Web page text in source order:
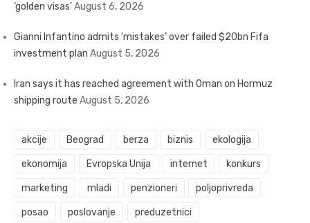
‘golden visas’August 6, 2026
Gianni Infantino admits ‘mistakes’ over failed $20bn Fifa
investment plan August 5, 2026
Iran says it has reached agreement with Oman on Hormuz
shipping route August 5, 2026
akcije Beograd berza biznis ekologija
ekonomija Evropska Unija internet konkurs
marketing mladi penzioneri poljoprivreda
posao poslovanje preduzetnici